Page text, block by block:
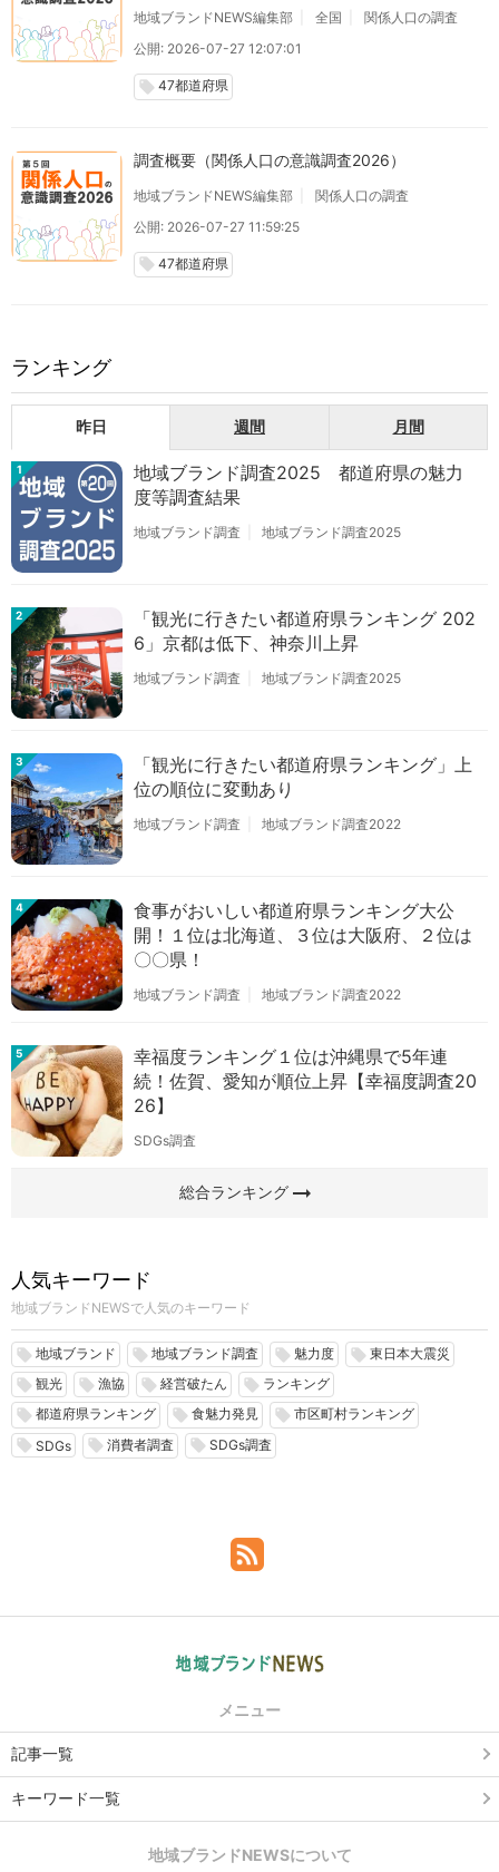
地域ブランドNEWS編集部 全国
関係人口の調査
公開: 2026-07-27 12:07:01
local_offer 47都道府県
調査概要（関係人口の意識調査2026）
地域ブランドNEWS編集部
関係人口の調査
公開: 2026-07-27 11:59:25
local_offer 47都道府県
ランキング
昨日 週間 月間
1
地域ブランド調査2025 都道府県の魅力
度等調査結果
地域ブランド調査 地域ブランド調査2025
2
「観光に行きたい都道府県ランキング 202
6」京都は低下、神奈川上昇
地域ブランド調査 地域ブランド調査2025
3
「観光に行きたい都道府県ランキング」上
位の順位に変動あり
地域ブランド調査 地域ブランド調査2022
4
食事がおいしい都道府県ランキング大公
開！１位は北海道、３位は大阪府、２位は
〇〇県！
地域ブランド調査 地域ブランド調査2022
5
幸福度ランキング１位は沖縄県で5年連
続！佐賀、愛知が順位上昇【幸福度調査20
26】
SDGs調査
総合ランキングarrow_right_alt
人気キーワード
地域ブランドNEWSで人気のキーワード
local_offer 地域ブランド local_offer 地域ブランド調査 local_offer 魅力度 local_offer 東日本大震災
local_offer 観光 local_offer 漁協 local_offer 経営破たん local_offer ランキング
local_offer 都道府県ランキング local_offer 食魅力発見 local_offer 市区町村ランキング
local_offer SDGs local_offer 消費者調査 local_offer SDGs調査
メニュー
記事一覧
キーワード一覧
地域ブランドNEWSについて